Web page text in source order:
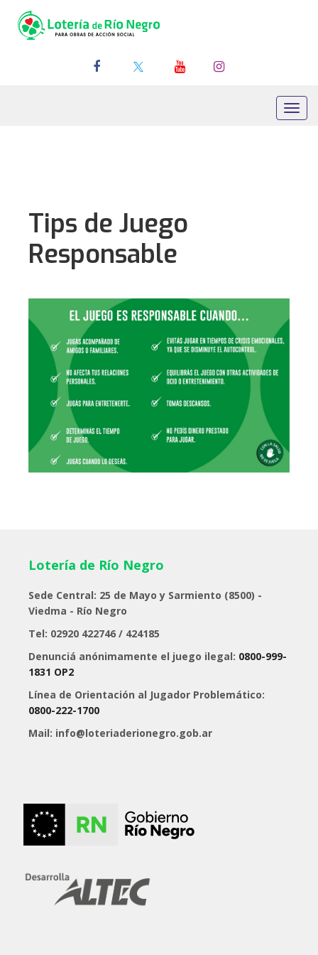
Tips de Juego
Responsable
Lotería de Río Negro
Sede Central: 25 de Mayo y Sarmiento (8500) -
Viedma - Río Negro
Tel: 02920 422746 / 424185
Denunciá anónimamente el juego ilegal: 0800-999-
1831 OP2
Línea de Orientación al Jugador Problemático:
0800-222-1700
Mail: info@loteriaderionegro.gob.ar